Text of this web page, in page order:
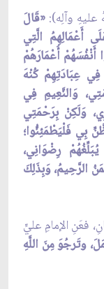
وآلِه):«قَالَ
أَعْمَالِهِمُ الَّتِي
أَنْفُسَهُمْ أَعْمَارَهُمْ
عِبَادَتِهِمْ كُنْهَ
وَالنَّعِيمِ فِي
وَلَكِنْ بِرَحْمَتِي
بِي فَلْيَطْمَئِنُّوا؛
رِضْوَانِي،
الرَّحِيمُ، وَبِذَلِكَ
فعَنِ الإمامِ عليٍّ
وتَرجُوَ مِنَ اللَّهِ